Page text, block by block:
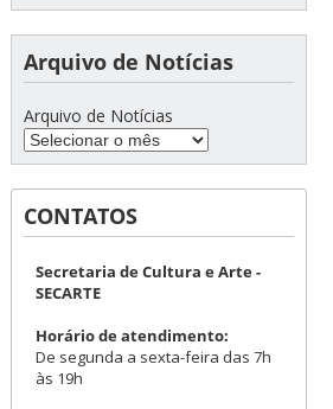
Arquivo de Notícias
Arquivo de Notícias
CONTATOS
Secretaria de Cultura e Arte -
SECARTE
Horário de atendimento:
De segunda a sexta-feira das 7h
às 19h